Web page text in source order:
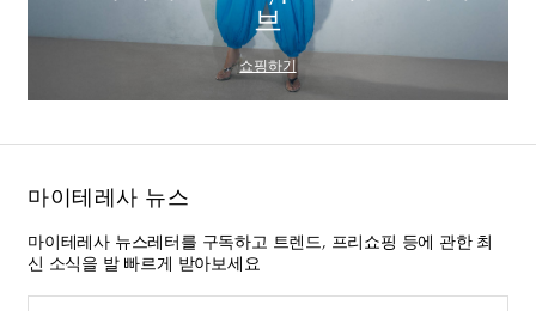
브
쇼핑하기
마이테레사 뉴스
마이테레사 뉴스레터를 구독하고 트렌드, 프리쇼핑 등에 관한 최
신 소식을 발 빠르게 받아보세요